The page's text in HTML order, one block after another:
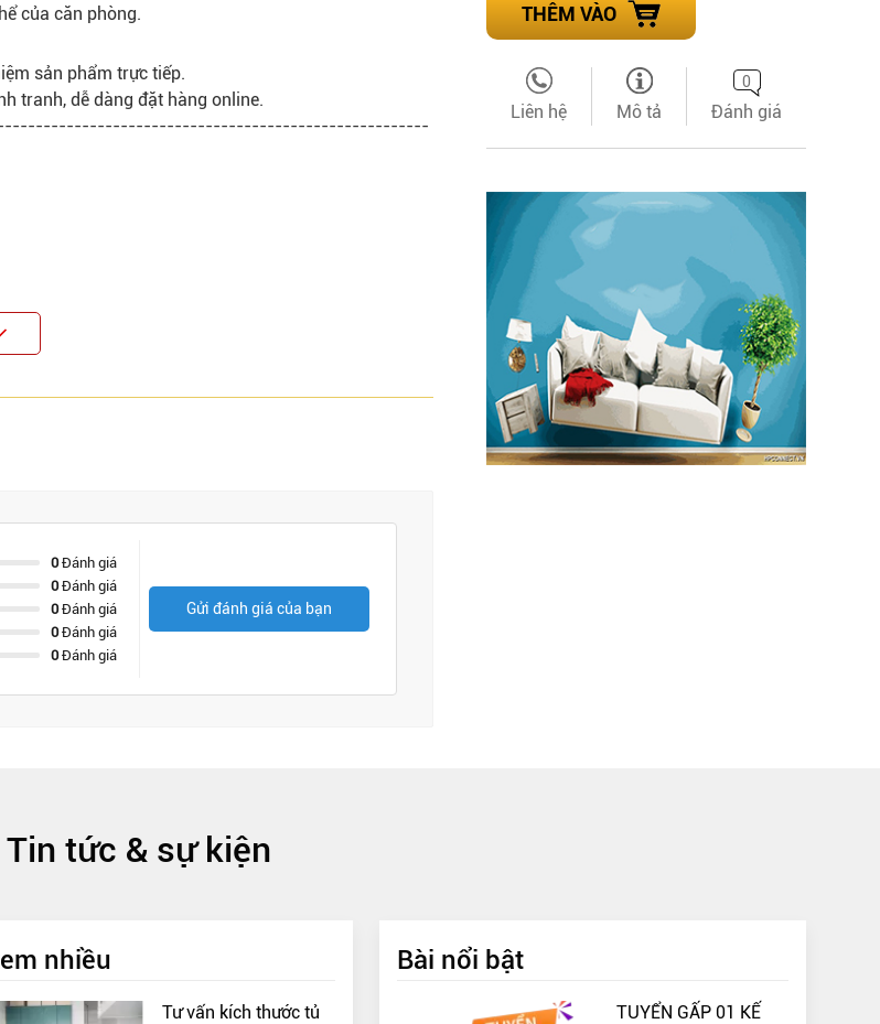
của căn phòng.
sản phẩm trực tiếp.
tranh, dễ dàng đặt hàng online.
0Đánh giá
0Đánh giá
0Đánh giá
0Đánh giá
0Đánh giá
Gửi đánh giá của bạn
THÊM VÀO
Liên hệ Mô tả
0
Đánh giá
Tin tức & sự kiện
nhiều
Tư vấn kích thước tủ
Bài nổi bật
TUYỂN GẤP 01 KẾ